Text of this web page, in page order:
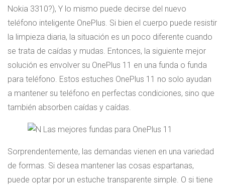
Nokia 3310?), Y lo mismo puede decirse del nuevo
teléfono inteligente OnePlus. Si bien el cuerpo puede resistir
la limpieza diaria, la situación es un poco diferente cuando
se trata de caídas y mudas. Entonces, la siguiente mejor
solución es envolver su OnePlus 11 en una funda o funda
para teléfono. Estos estuches OnePlus 11 no solo ayudan
a mantener su teléfono en perfectas condiciones, sino que
también absorben caídas y caídas.
Sorprendentemente, las demandas vienen en una variedad
de formas. Si desea mantener las cosas espartanas,
puede optar por un estuche transparente simple. O si tiene